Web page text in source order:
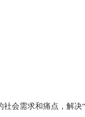
会需求和痛点，解决